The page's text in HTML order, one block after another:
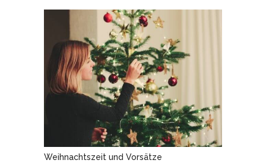
Weihnachtszeit und Vorsätze